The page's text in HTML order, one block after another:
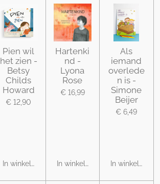
Pien wil
het zien -
Betsy
Childs
Howard
€ 12,90
In winkelwagen
Hartenki
nd -
Lyona
Rose
€ 16,99
In winkelwagen
Als
iemand
overlede
n is -
Simone
Beijer
€ 6,49
In